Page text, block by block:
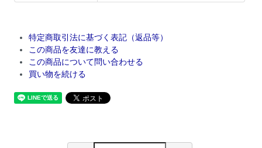
特定商取引法に基づく表記（返品等）
この商品を友達に教える
この商品について問い合わせる
買い物を続ける